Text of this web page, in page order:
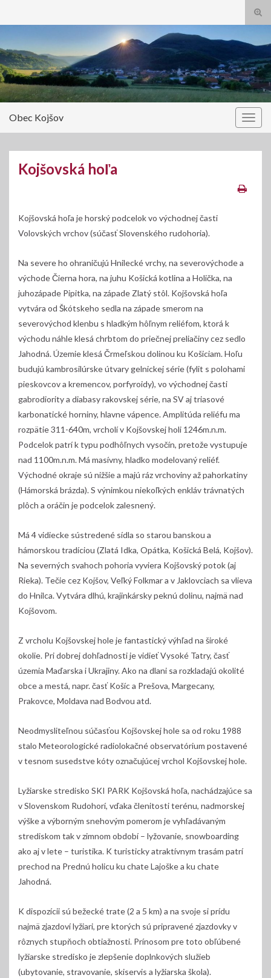
Obec Kojšov
Kojšovská hoľa
Kojšovská hoľa je horský podcelok vo východnej časti
Volovských vrchov (súčasť Slovenského rudohoria).
Na severe ho ohraničujú Hnilecké vrchy, na severovýchode a
východe Čierna hora, na juhu Košická kotlina a Holička, na
juhozápade Pipitka, na západe Zlatý stôl. Kojšovská hoľa
vytvára od Škótskeho sedla na západe smerom na
severovýchod klenbu s hladkým hôľnym reliéfom, ktorá k
východu náhle klesá chrbtom do priečnej preliačiny cez sedlo
Jahodná. Územie klesá Črmeľskou dolinou ku Košiciam. Hoľu
budujú kambrosilúrske útvary gelnickej série (fylit s polohami
pieskovcov a kremencov, porfyroidy), vo východnej časti
gabrodiority a diabasy rakovskej série, na SV aj triasové
karbonatické horniny, hlavne vápence. Amplitúda reliéfu ma
rozpätie 311-640m, vrcholí v Kojšovskej holi 1246m.n.m.
Podcelok patrí k typu podhôľnych vysočín, pretože vystupuje
nad 1100m.n.m. Má masívny, hladko modelovaný reliéf.
Východné okraje sú nižšie a majú ráz vrchoviny až pahorkatiny
(Hámorská brázda). S výnimkou niekoľkých enkláv trávnatých
plôch a oráčin je podcelok zalesnený.
Má 4 vidiecke sústredené sídla so starou banskou a
hámorskou tradíciou (Zlatá Idka, Opátka, Košická Belá, Kojšov).
Na severných svahoch pohoria vyviera Kojšovský potok (aj
Rieka). Tečie cez Kojšov, Veľký Folkmar a v Jaklovciach sa vlieva
do Hnilca. Vytvára dlhú, krajinkársky peknú dolinu, najmä nad
Kojšovom.
Z vrcholu Kojšovskej hole je fantastický výhľad na široké
okolie. Pri dobrej dohľadnosti je vidieť Vysoké Tatry, časť
územia Maďarska i Ukrajiny. Ako na dlani sa rozkladajú okolité
obce a mestá, napr. časť Košíc a Prešova, Margecany,
Prakovce, Moldava nad Bodvou atd.
Neodmysliteľnou súčasťou Kojšovskej hole sa od roku 1988
stalo Meteorologické radiolokačné observatórium postavené
v tesnom susedstve kóty označujúcej vrchol Kojšovskej hole.
Lyžiarske stredisko SKI PARK Kojšovská hoľa, nachádzajúce sa
v Slovenskom Rudohorí, vďaka členitosti terénu, nadmorskej
výške a výborným snehovým pomerom je vyhľadávaným
strediskom tak v zimnom období – lyžovanie, snowboarding
ako aj v lete – turistika. K turisticky atraktívnym trasám patrí
prechod na Prednú holicu ku chate Lajoške a ku chate
Jahodná.
K dispozícii sú bežecké trate (2 a 5 km) a na svoje si prídu
najmä zjazdoví lyžiari, pre ktorých sú pripravené zjazdovky v
rôznych stupňoch obtiažnosti. Prínosom pre toto obľúbené
lyžiarske stredisko je zlepšenie doplnkových služieb
(ubytovanie, stravovanie, skiservis a lyžiarska škola).